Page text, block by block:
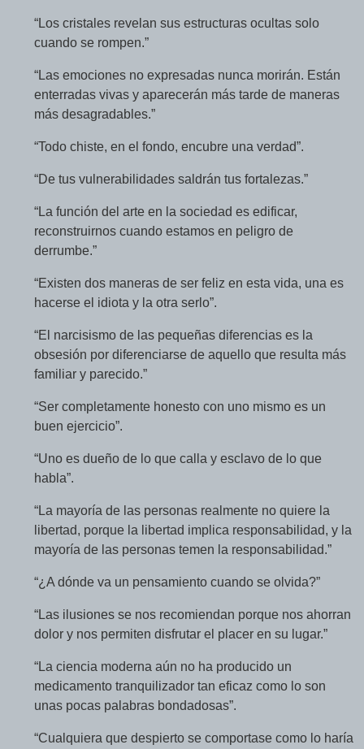
“Los cristales revelan sus estructuras ocultas solo
cuando se rompen.”
“Las emociones no expresadas nunca morirán. Están
enterradas vivas y aparecerán más tarde de maneras
más desagradables.”
“Todo chiste, en el fondo, encubre una verdad”.
“De tus vulnerabilidades saldrán tus fortalezas.”
“La función del arte en la sociedad es edificar,
reconstruirnos cuando estamos en peligro de
derrumbe.”
“Existen dos maneras de ser feliz en esta vida, una es
hacerse el idiota y la otra serlo”.
“El narcisismo de las pequeñas diferencias es la
obsesión por diferenciarse de aquello que resulta más
familiar y parecido.”
“Ser completamente honesto con uno mismo es un
buen ejercicio”.
“Uno es dueño de lo que calla y esclavo de lo que
habla”.
“La mayoría de las personas realmente no quiere la
libertad, porque la libertad implica responsabilidad, y la
mayoría de las personas temen la responsabilidad.”
“¿A dónde va un pensamiento cuando se olvida?”
“Las ilusiones se nos recomiendan porque nos ahorran
dolor y nos permiten disfrutar el placer en su lugar.”
“La ciencia moderna aún no ha producido un
medicamento tranquilizador tan eficaz como lo son
unas pocas palabras bondadosas”.
“Cualquiera que despierto se comportase como lo haría